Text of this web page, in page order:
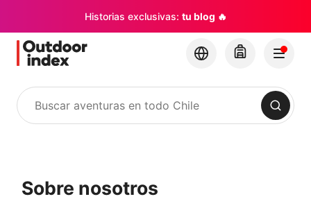
Historias exclusivas: tu blog 🔥
Buscar
Sobre nosotros